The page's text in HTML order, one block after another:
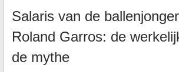
Salaris van de
Roland Garros: de
de mythe